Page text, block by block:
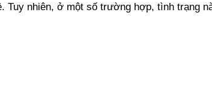
Tuy nhiên, ở một số trường hợp, tình trạng